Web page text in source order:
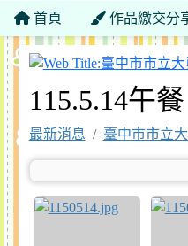
首頁 作品繳交分
115.5.14午餐
最新消息 臺中市市立